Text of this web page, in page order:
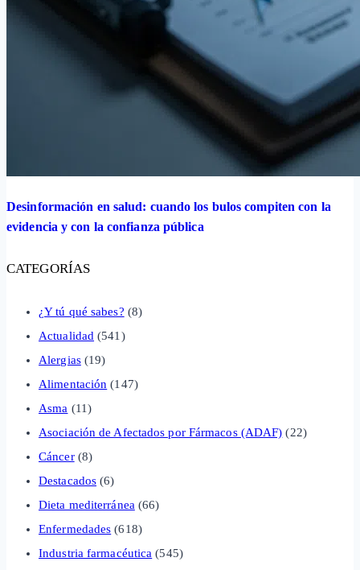
Desinformación en salud: cuando los bulos compiten con la
evidencia y con la confianza pública
CATEGORÍAS
¿Y tú qué sabes? (8)
Actualidad (541)
Alergias(19)
Alimentación (147)
Asma (11)
Asociación de Afectados por Fármacos (ADAF) (22)
Cáncer(8)
Destacados (6)
Dieta mediterránea(66)
Enfermedades (618)
Industria farmacéutica (545)